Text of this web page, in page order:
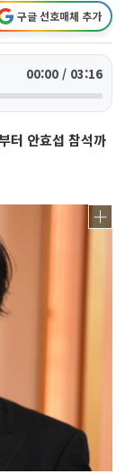
구글 선호매체 추가
00:00 / 03:16
터 안효섭 참석까